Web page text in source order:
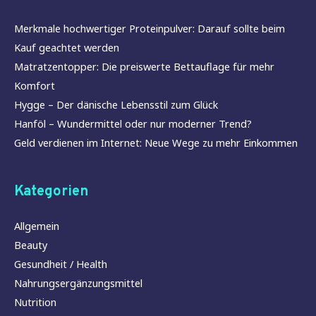
Merkmale hochwertiger Proteinpulver: Darauf sollte beim
Kauf geachtet werden
Matratzentopper: Die preiswerte Bettauflage für mehr
Komfort
Hygge – Der dänische Lebensstil zum Glück
Hanföl – Wundermittel oder nur moderner Trend?
Geld verdienen im Internet: Neue Wege zu mehr Einkommen
Kategorien
Allgemein
Beauty
Gesundheit / Health
Nahrungsergänzungsmittel
Nutrition